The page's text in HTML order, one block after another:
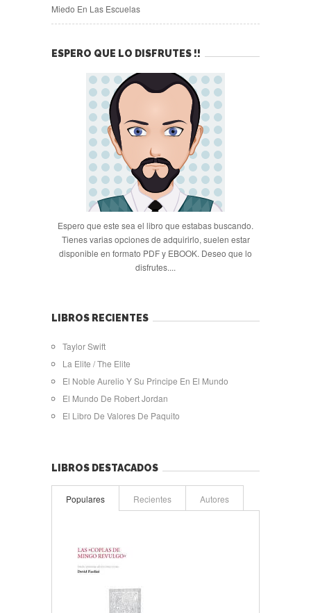
Miedo En Las Escuelas
ESPERO QUE LO DISFRUTES !!
Espero que este sea el libro que estabas buscando.
Tienes varias opciones de adquirirlo, suelen estar
disponible en formato PDF y EBOOK. Deseo que lo
disfrutes....
LIBROS RECIENTES
Taylor Swift
La Elite / The Elite
El Noble Aurelio Y Su Principe En El Mundo
El Mundo De Robert Jordan
El Libro De Valores De Paquito
LIBROS DESTACADOS
Populares Recientes Autores